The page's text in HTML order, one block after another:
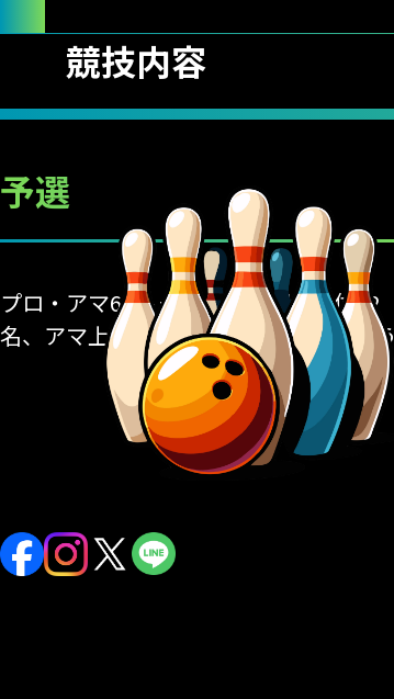
競技内容
予選
プロ・アマ6Gトータルにてプロ上位12
名、アマ上位24名を選出し準決勝を行う